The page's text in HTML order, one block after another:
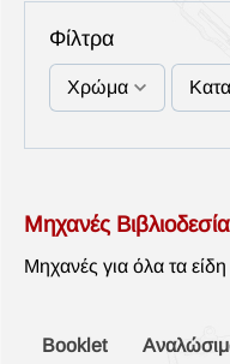
Φίλτρα
Χρώμα
Μηχανές
Μηχανές για όλα τα
Booklet